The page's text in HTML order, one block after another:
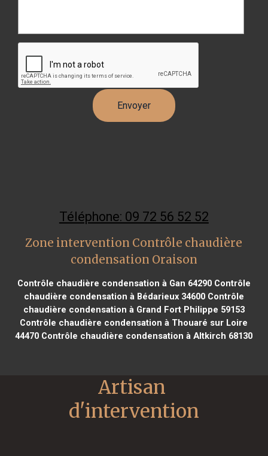
Téléphone: 09 72 56 52 52
Zone intervention Contrôle chaudière
condensation Oraison
Contrôle chaudière condensation à Gan 64290Contrôle
chaudière condensation à Bédarieux 34600Contrôle
chaudière condensation à Grand Fort Philippe 59153
Contrôle chaudière condensation à Thouaré sur Loire
44470 Contrôle chaudière condensation à Altkirch 68130
Artisan
d'intervention